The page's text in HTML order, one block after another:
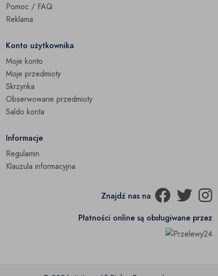
Pomoc / FAQ
Reklama
Konto użytkownika
Moje konto
Moje przedmioty
Skrzynka
Obserwowane przedmioty
Saldo konta
Informacje
Regulamin
Klauzula informacyjna
Znajdź nas na
Płatności online są obsługiwane przez